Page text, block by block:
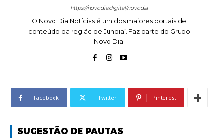
https://novodia.digital/novodia
O Novo Dia Notícias é um dos maiores portais de
conteúdo da região de Jundiaí. Faz parte do Grupo
Novo Dia.
Facebook Twitter Pinterest
SUGESTÃO DE PAUTAS